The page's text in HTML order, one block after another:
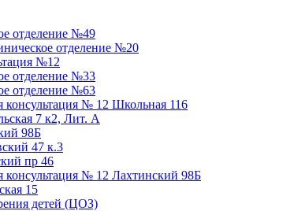
отделение №49
отделение №20
№12
отделение №33
отделение №63
№ 12 Школьная 116
7 к2, Лит. А
98Б
47 к.3
пр 46
№ 12 Лахтинский 98Б
15
детей (ЦОЗ)